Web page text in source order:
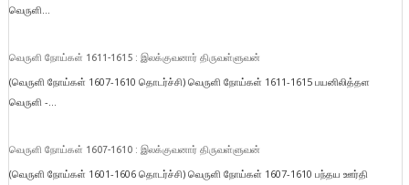
வெருளி...
வெருளி நோய்கள் 1611-1615 : இலக்குவனார் திருவள்ளுவன்
(வெருளி நோய்கள் 1607-1610 தொடர்ச்சி) வெருளி நோய்கள் 1611-1615 பயனிலித்தள
வெருளி -...
வெருளி நோய்கள் 1607-1610 : இலக்குவனார் திருவள்ளுவன்
(வெருளி நோய்கள் 1601-1606 தொடர்ச்சி) வெருளி நோய்கள் 1607-1610 பந்தய ஊர்தி